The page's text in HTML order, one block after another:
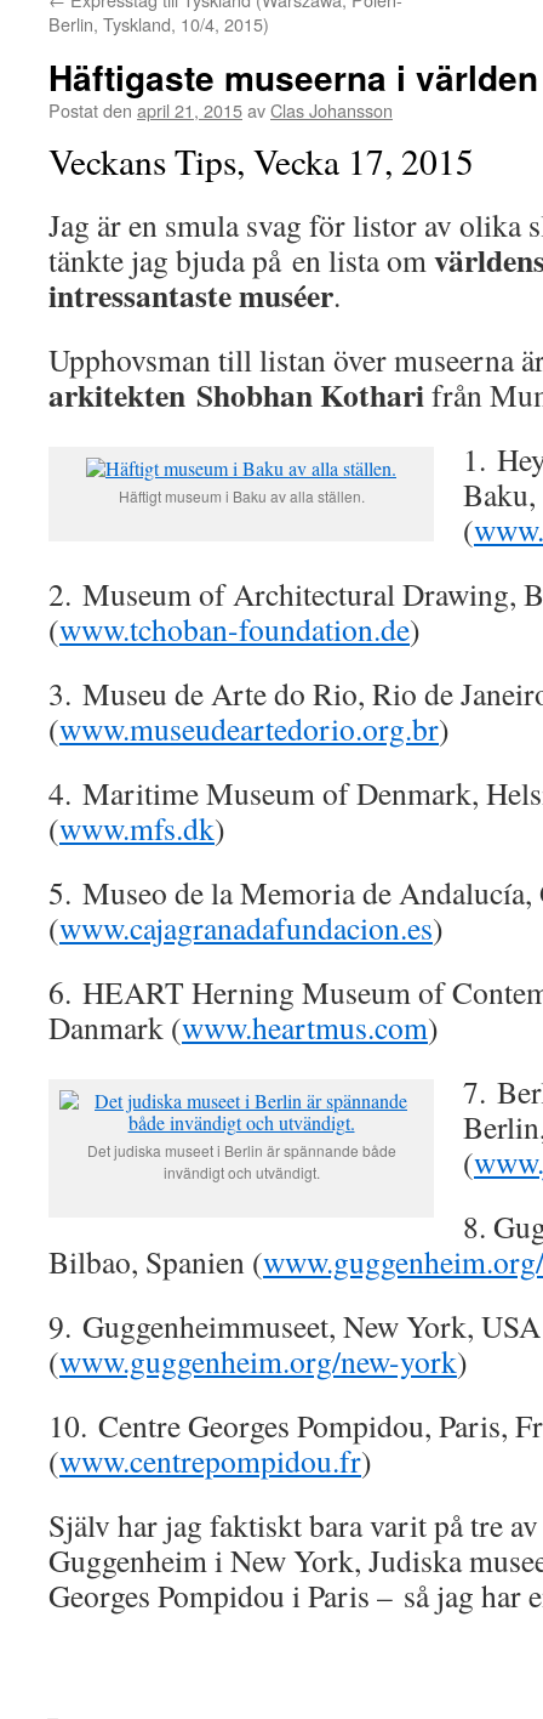
Berlin, Tyskland, 10/4, 2015)
Häftigaste museerna i världen
Postat den april 21, 2015avClas Johansson
Veckans Tips, Vecka 17, 2015
Jag är en smula svag för listor av olika
tänkte jag bjuda på en lista om
intressantaste muséer.
Upphovsman till listan över museerna
arkitekten Shobhan Kotharifrån
Häftigt museum i Baku av alla ställen.
1.
(
2. Museum of Architectural Drawing,
(www.tchoban-foundation.de)
3. Museu de Arte do Rio, Rio de
(www.museudeartedorio.org.br)
4. Maritime Museum of Denmark,
(www.mfs.dk)
5. Museo de la Memoria de Andalucía,
(www.cajagranadafundacion.es)
6. HEART Herning Museum of
Danmark (www.heartmus.com)
Det judiska museet i Berlin är spännande både
invändigt och utvändigt.
7.
(
8.
Bilbao, Spanien (
9. Guggenheimmuseet, New York, USA
(www.guggenheim.org/new-york)
10. Centre Georges Pompidou, Paris,
(www.centrepompidou.fr)
Själv har jag faktiskt bara varit på tre av
Guggenheim i New York, Judiska
Georges Pompidou i Paris – så jag har